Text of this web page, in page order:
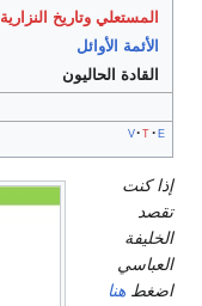
المستعلي وتاريخ النزارية
الأئمة الأوائل
القادة الحاليون
v t e
إذا كنت
تقصد
الخليفة
العباسي
اضغط هنا